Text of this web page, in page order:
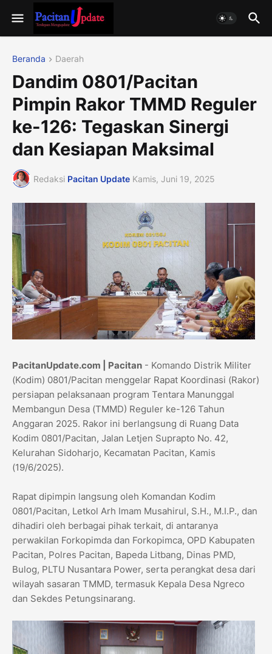
Beranda Daerah
Dandim 0801/Pacitan
Pimpin Rakor TMMD Reguler
ke-126: Tegaskan Sinergi
dan Kesiapan Maksimal
Redaksi Pacitan Update Kamis, Juni 19, 2025
PacitanUpdate.com | Pacitan - Komando Distrik Militer
(Kodim) 0801/Pacitan menggelar Rapat Koordinasi (Rakor)
persiapan pelaksanaan program Tentara Manunggal
Membangun Desa (TMMD) Reguler ke-126 Tahun
Anggaran 2025. Rakor ini berlangsung di Ruang Data
Kodim 0801/Pacitan, Jalan Letjen Suprapto No. 42,
Kelurahan Sidoharjo, Kecamatan Pacitan, Kamis
(19/6/2025).
Rapat dipimpin langsung oleh Komandan Kodim
0801/Pacitan, Letkol Arh Imam Musahirul, S.H., M.I.P., dan
dihadiri oleh berbagai pihak terkait, di antaranya
perwakilan Forkopimda dan Forkopimca, OPD Kabupaten
Pacitan, Polres Pacitan, Bapeda Litbang, Dinas PMD,
Bulog, PLTU Nusantara Power, serta perangkat desa dari
wilayah sasaran TMMD, termasuk Kepala Desa Ngreco
dan Sekdes Petungsinarang.